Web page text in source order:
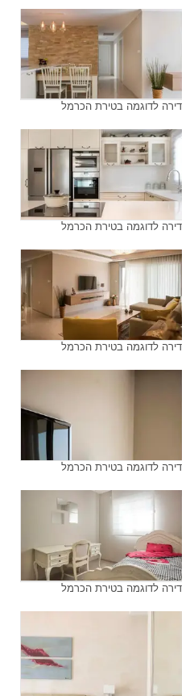
דירה לדוגמה בטירת הכרמל
דירה לדוגמה בטירת הכרמל
דירה לדוגמה בטירת הכרמל
דירה לדוגמה בטירת הכרמל
דירה לדוגמה בטירת הכרמל